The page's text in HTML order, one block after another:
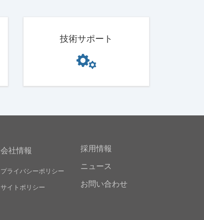
技術サポート
会社情報
プライバシーポリシー
サイトポリシー
採用情報
ニュース
お問い合わせ